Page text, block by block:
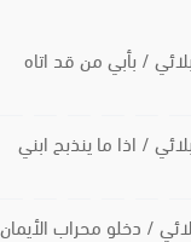
/ بأبي من قد اتاه
/ اذا ما ينذبح ابني
/ دخلو محراب الأيمان